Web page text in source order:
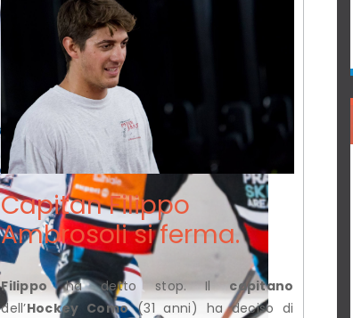
Capitan Filippo
Ambrosoli si ferma.
Filippoha detto stop. Ilcapitano
dell’Hockey Como(31 anni) ha deciso di